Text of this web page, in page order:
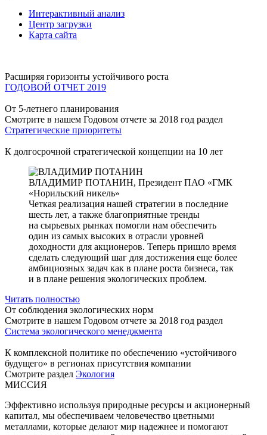
Интерактивный анализ
Центр загрузки
Карта сайта
Расширяя горизонты устойчивого роста
ГОДОВОЙ ОТЧЕТ 2019
От 5-летнего планирования
Смотрите в нашем Годовом отчете за 2018 год раздел
Стратегические приоритеты
К долгосрочной стратегической концепции на 10 лет
ВЛАДИМИР ПОТАНИН, Президент ПАО «ГМК
«Норильский никель»
Четкая реализация нашей стратегии в последние
шесть лет, а также благоприятные тренды
на сырьевых рынках помогли нам обеспечить
один из самых высоких в отрасли уровней
доходности для акционеров. Теперь пришло время
сделать следующий шаг для достижения еще более
амбициозных задач как в плане роста бизнеса, так
и в плане решения экологических проблем.
Читать полностью
От соблюдения экологических норм
Смотрите в нашем Годовом отчете за 2018 год раздел
Система экологического менеджмента
К комплексной политике по обеспечению «устойчивого
будущего» в регионах присутствия компании
Смотрите раздел Экология
МИССИЯ
Эффективно используя природные ресурсы и акционерный
капитал, мы обеспечиваем человечество цветными
металлами, которые делают мир надежнее и помогают